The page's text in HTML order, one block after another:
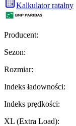
Kalkulator ratalny
Producent:
Sezon:
Rozmiar:
Indeks ładowności:
Indeks prędkości:
XL (Extra Load):